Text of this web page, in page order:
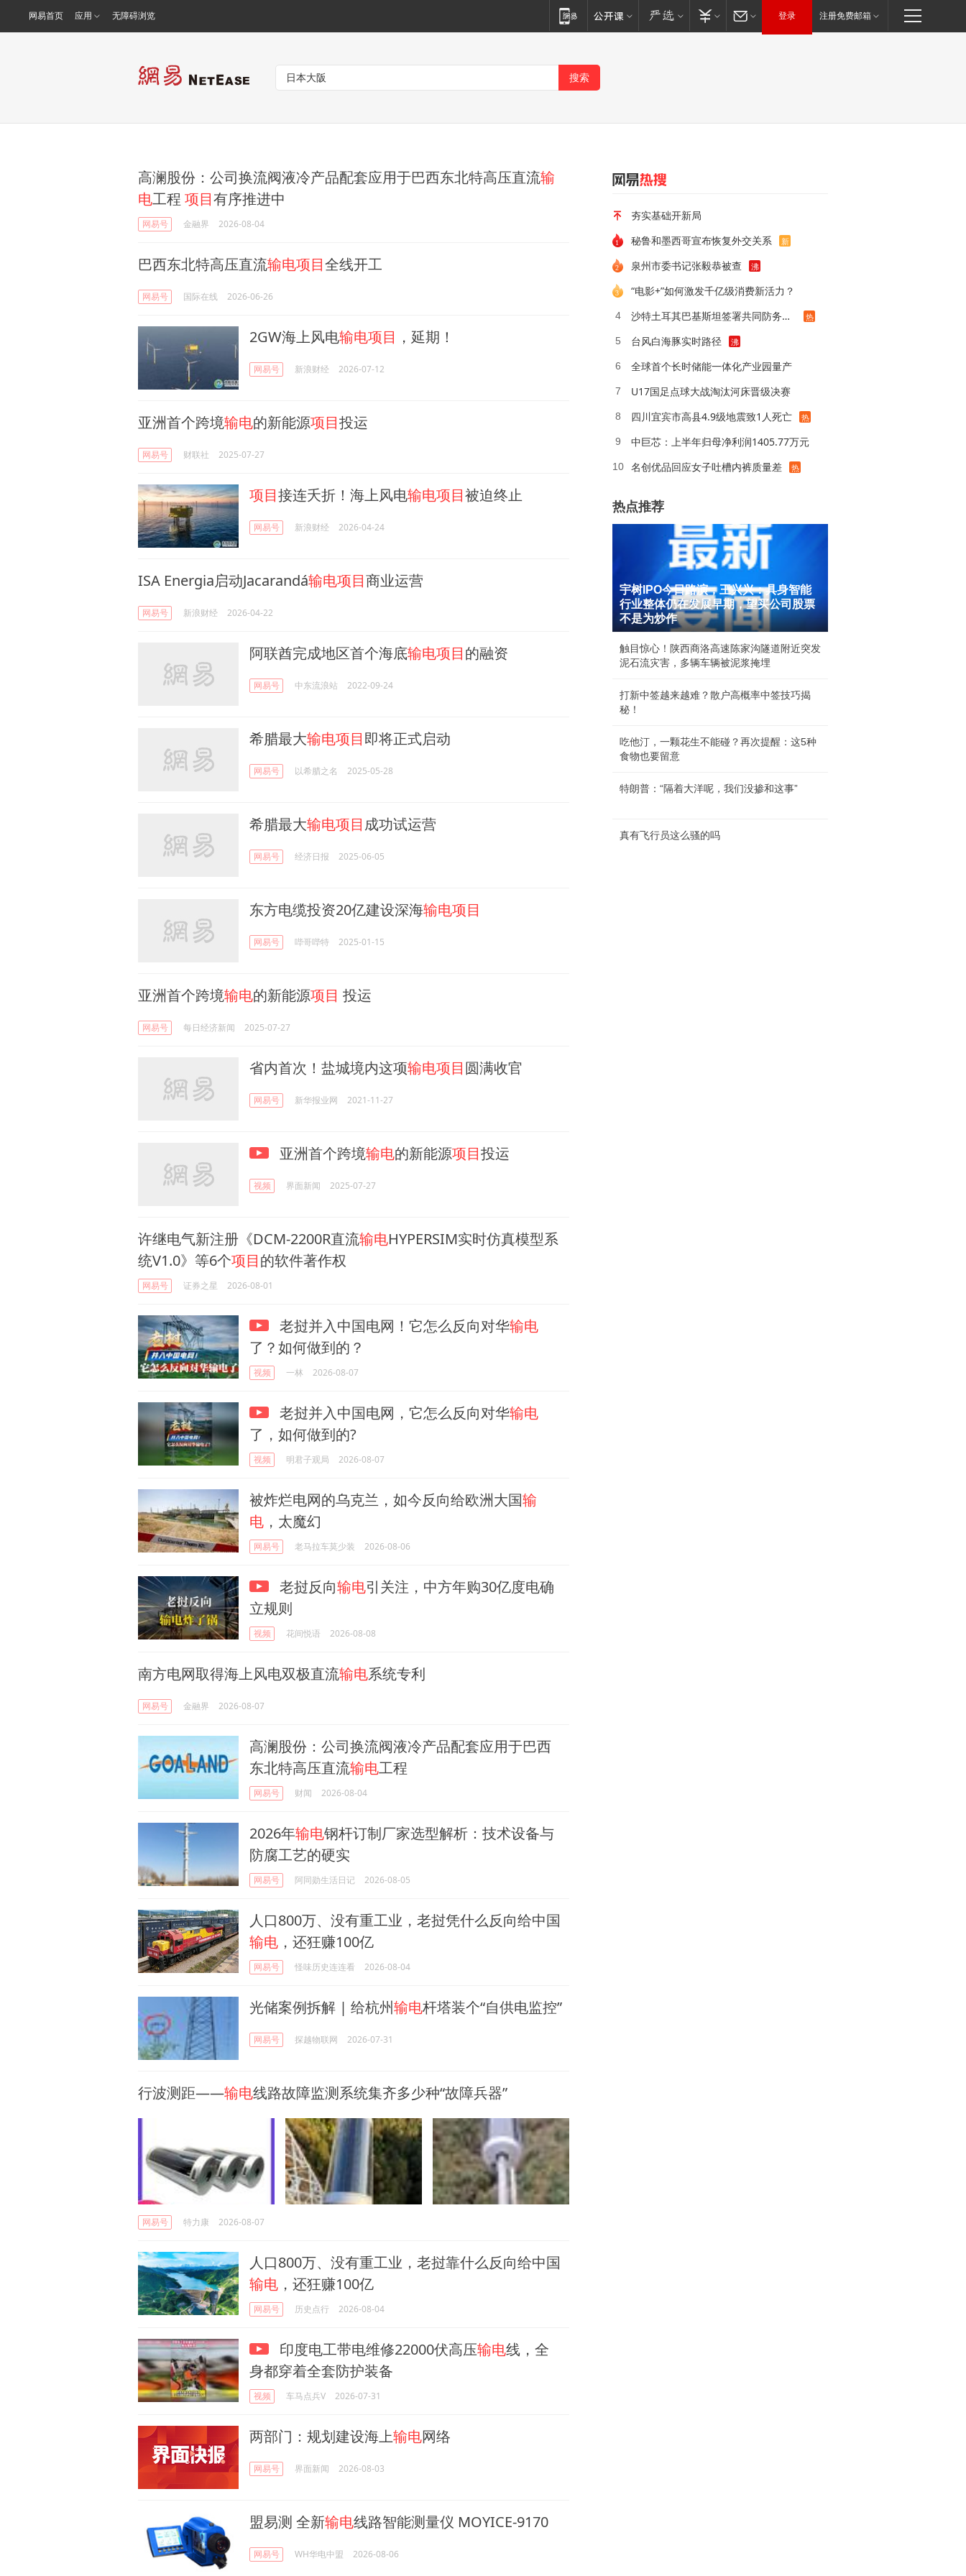
网易首页 应用 无障碍浏览 登录 注册免费邮箱
高澜股份：公司换流阀液冷产品配套应用于巴西东北特高压直流输
电工程 项目有序推进中
网易号 金融界 2026-08-04
巴西东北特高压直流输电项目全线开工
网易号 国际在线 2026-06-26
2GW海上风电输电项目 ，延期！
网易号 新浪财经 2026-07-12
亚洲首个跨境输电的新能源项目投运
网易号 财联社 2025-07-27
项目接连夭折！海上风电输电项目被迫终止
网易号 新浪财经 2026-04-24
ISA Energia启动Jacarandá输电项目商业运营
网易号 新浪财经 2026-04-22
阿联酋完成地区首个海底输电项目的融资
网易号 中东流浪站 2022-09-24
希腊最大输电项目即将正式启动
网易号 以希腊之名 2025-05-28
希腊最大输电项目成功试运营
网易号 经济日报 2025-06-05
东方电缆投资20亿建设深海输电项目
网易号 哔哥哔特 2025-01-15
亚洲首个跨境输电的新能源项目 投运
网易号 每日经济新闻 2025-07-27
省内首次！盐城境内这项输电项目圆满收官
网易号 新华报业网 2021-11-27
亚洲首个跨境输电的新能源项目投运
视频 界面新闻 2025-07-27
许继电气新注册《DCM-2200R直流输电HYPERSIM实时仿真模型系
统V1.0》等6个项目的软件著作权
网易号 证券之星 2026-08-01
老挝并入中国电网！它怎么反向对华输电
了？如何做到的？
视频 一林 2026-08-07
老挝并入中国电网，它怎么反向对华输电
了，如何做到的?
视频 明君子观局 2026-08-07
被炸烂电网的乌克兰，如今反向给欧洲大国输
电 ，太魔幻
网易号 老马拉车莫少装 2026-08-06
老挝反向输电引关注，中方年购30亿度电确
立规则
视频 花间悦语 2026-08-08
南方电网取得海上风电双极直流输电系统专利
网易号 金融界 2026-08-07
高澜股份：公司换流阀液冷产品配套应用于巴西
东北特高压直流输电工程
网易号 财闻 2026-08-04
2026年输电钢杆订制厂家选型解析：技术设备与
防腐工艺的硬实
网易号 阿同勋生活日记 2026-08-05
人口800万、没有重工业，老挝凭什么反向给中国
输电 ，还狂赚100亿
网易号 怪味历史连连看 2026-08-04
光储案例拆解 | 给杭州输电杆塔装个“自供电监控”
网易号 探越物联网 2026-07-31
行波测距——输电线路故障监测系统集齐多少种“故障兵器”
网易号 特力康 2026-08-07
人口800万、没有重工业，老挝靠什么反向给中国
输电 ，还狂赚100亿
网易号 历史点行 2026-08-04
印度电工带电维修22000伏高压输电线，全
身都穿着全套防护装备
视频 车马点兵V 2026-07-31
两部门：规划建设海上输电网络
网易号 界面新闻 2026-08-03
盟易测 全新输电线路智能测量仪 MOYICE-9170
网易号 WH华电中盟 2026-08-06
夯实基础开新局
1
秘鲁和墨西哥宣布恢复外交关系 新
2
泉州市委书记张毅恭被查 沸
“电影+”如何激发千亿级消费新活力？
4 沙特土耳其巴基斯坦签署共同防务协议 热
5 台风白海豚实时路径 沸
6 全球首个长时储能一体化产业园量产
7 U17国足点球大战淘汰河床晋级决赛
8 四川宜宾市高县4.9级地震致1人死亡 热
9 中巨芯：上半年归母净利润1405.77万元
10 名创优品回应女子吐槽内裤质量差 热
热点推荐
宇树IPO今日路演，王兴兴：具身智能
行业整体仍在发展早期，望买公司股票
不是为炒作
触目惊心！陕西商洛高速陈家沟隧道附近突发
泥石流灾害，多辆车辆被泥浆掩埋
打新中签越来越难？散户高概率中签技巧揭
秘！
吃他汀，一颗花生不能碰？再次提醒：这5种
食物也要留意
特朗普：“隔着大洋呢，我们没掺和这事”
真有飞行员这么骚的吗